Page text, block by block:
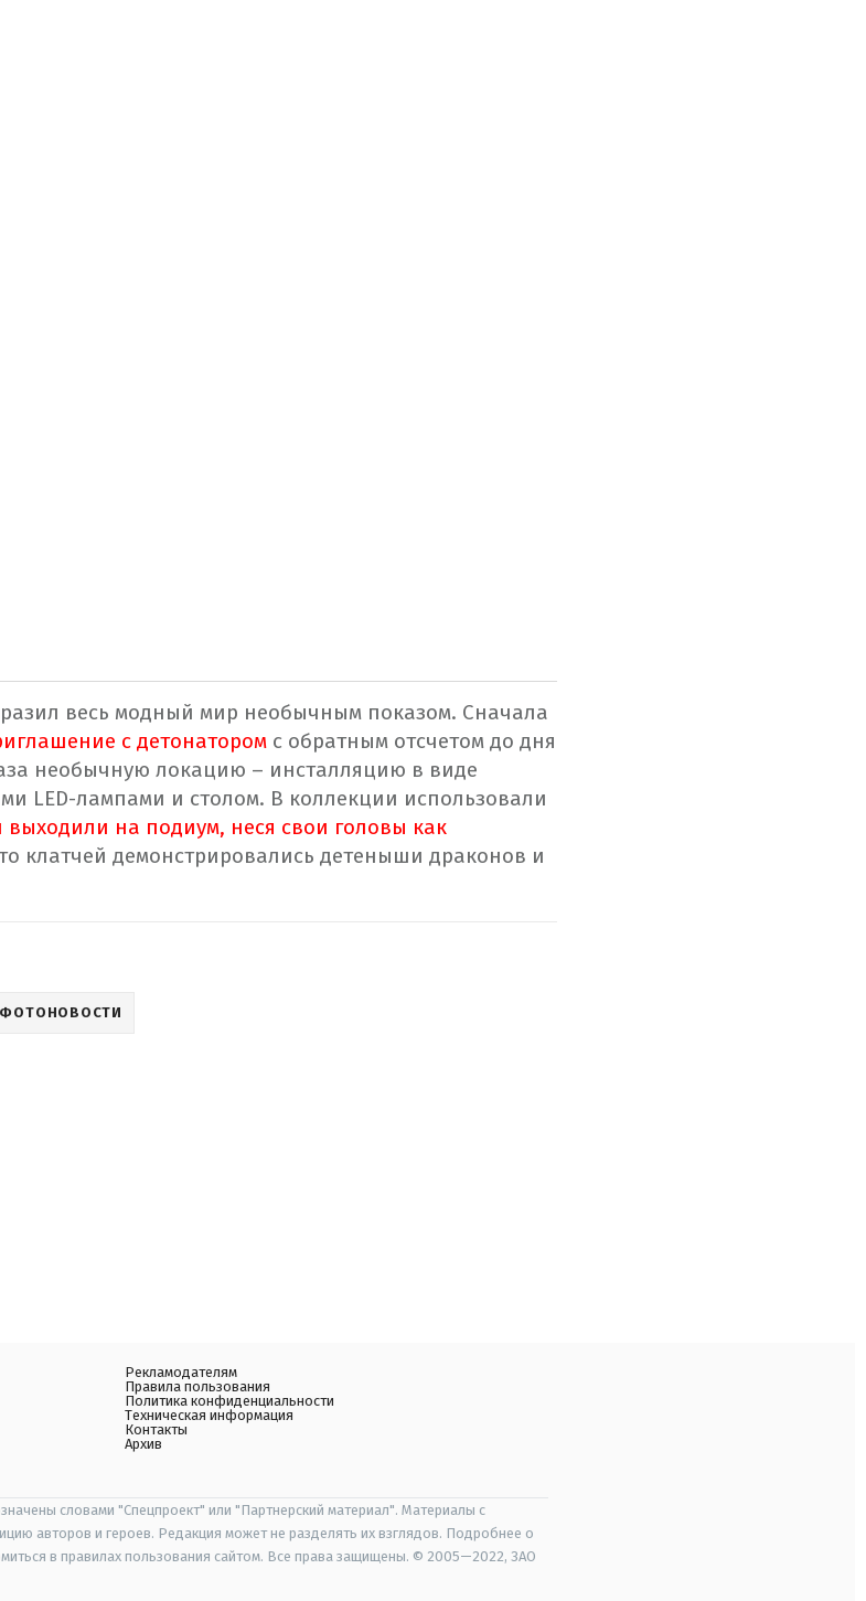
весь модный мир необычным показом. Сначала
с детонатором с обратным отсчетом до дня
необычную локацию – инсталляцию в виде
LED-лампами и столом. В коллекции использовали
выходили на подиум, неся свои головы как
клатчей демонстрировались детеныши драконов и
ФОТОНОВОСТИ
Рекламодателям
Правила пользования
Политика конфиденциальности
Техническая информация
Контакты
Архив
словами "Спецпроект" или "Партнерский материал". Материалы с
авторов и героев. Редакция может не разделять их взглядов. Подробнее о
в правилах пользования сайтом. Все права защищены. © 2005—2022, ЗАО